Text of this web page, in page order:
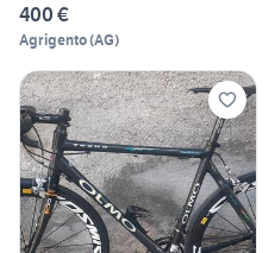
400 €
Agrigento(AG)